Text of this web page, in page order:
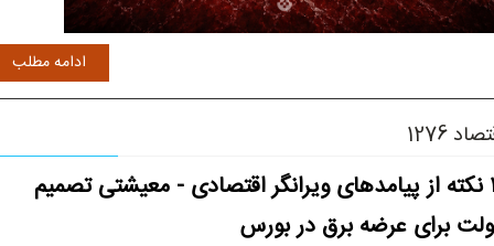
ادامه مطلب
1276
۱۰ نکته از پیامدهای ویرانگر اقتصادی - معیشتی تصمیم
برای عرضه برق در بورس